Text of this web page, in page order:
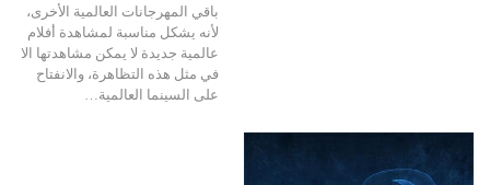
باقي المهرجانات العالمية الأخرى،
لأنه يشكل مناسبة لمشاهدة أفلام
عالمية جديدة لا يمكن مشاهدتها الا
في مثل هذه التظاهرة، والانفتاح
على السينما العالمية…